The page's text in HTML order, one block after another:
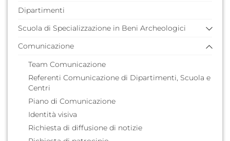
Contributi e idee
Delegati e Delegate del Rettore
Senato Accademico
Consiglio di Amministrazione
Nucleo di Valutazione
Direttore Generale
Normativa nazionale
Normativa di Ateneo
Dipartimenti
Scuola di Specializzazione in Beni Archeologici
Regolamenti
Iscrizione primo anno
Iscrizione secondo anno
Adempimenti esami finali
Modulistica
Anni Accademici precedenti
Comunicazione
Team Comunicazione
Referenti Comunicazione di Dipartimenti, Scuola e
Centri
Piano di Comunicazione
Identità visiva
Richiesta di diffusione di notizie